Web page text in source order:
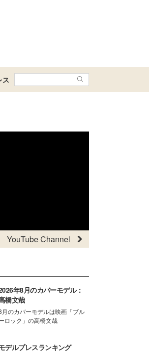
ス
YouTube Channel
年8月のカバーモデル：
橋文哉
月のカバーモデルは映画「ブル
ロック」の高橋文哉
デルプレスランキング